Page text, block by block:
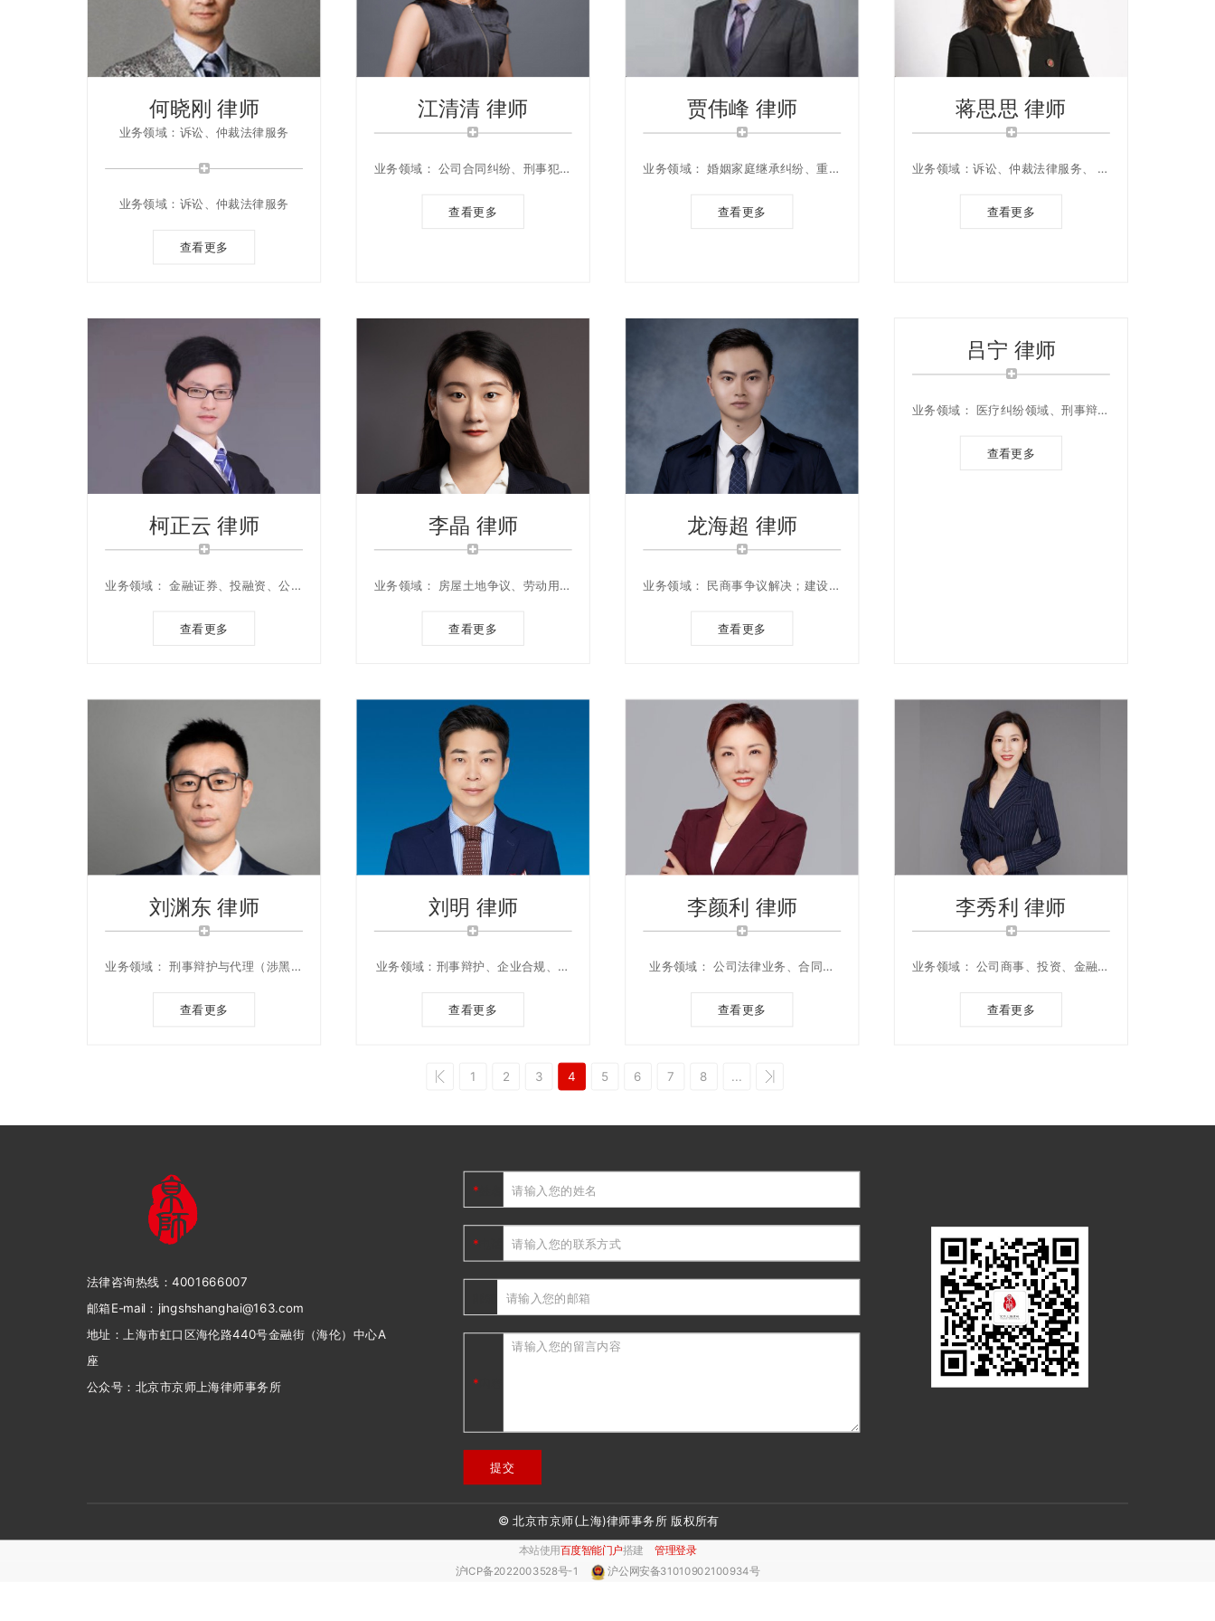
何晓刚 律师
业务领域：诉讼、仲裁法律服务
业务领域：诉讼、仲裁法律服务
查看更多
江清清 律师
业务领域： 公司合同纠纷、刑事犯罪
查看更多
贾伟峰 律师
业务领域： 婚姻家庭继承纠纷、重大
纷、股票基金等民商事诉讼、刑事及
民刑交叉领域、公司风险防控及法律
查看更多
蒋思思 律师
业务领域：诉讼、仲裁法律服务、 公
查看更多
柯正云 律师
业务领域： 金融证券、投融资、公司
查看更多
李晶 律师
业务领域： 房屋土地争议、劳动用工
查看更多
龙海超 律师
业务领域： 民商事争议解决；建设工
查看更多
吕宁 律师
业务领域： 医疗纠纷领域、刑事辩护
查看更多
刘渊东 律师
业务领域： 刑事辩护与代理（涉黑涉
等）、重大民商事诉讼与仲裁、企业
合规与风险防控；婚姻家事及财富传
查看更多
刘明 律师
业务领域：刑事辩护、企业合规、科
查看更多
李颜利 律师
业务领域： 公司法律业务、合同纠
律事务处理
查看更多
李秀利 律师
业务领域： 公司商事、投资、金融等
架构设计、公司并购重组、公司章程
规则制度、公司合同管理制度、劳动
查看更多
1 2 3 4 5 6 7 8 ...
© 北京市京师(上海)律师事务所 版权所有
法律咨询热线：4001666007
邮箱E-mail：jingshshanghai@163.com
地址：上海市虹口区海伦路440号金融街（海伦）中心A
座
公众号：北京市京师上海律师事务所
提交
本站使用百度智能门户搭建
管理登录
沪ICP备2022003528号-1
沪公网安备31010902100934号